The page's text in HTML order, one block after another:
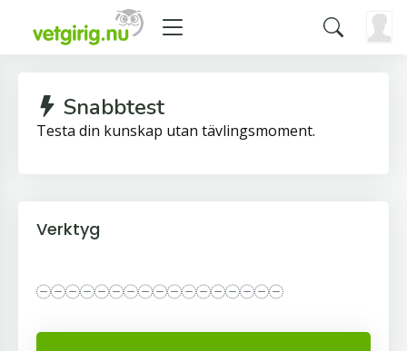
Snabbtest
Testa din kunskap utan tävlingsmoment.
Verktyg